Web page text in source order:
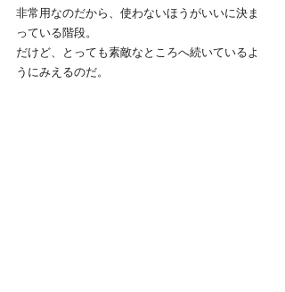
非常用なのだから、使わないほうがいいに決ま
っている階段。
だけど、とっても素敵なところへ続いているよ
うにみえるのだ。